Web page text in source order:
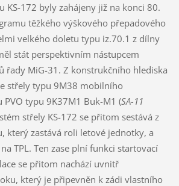
KS-172 byly zahájeny již na konci 80.
těžkého výškového přepadového
velkého doletu typu iz.70.1 z dílny
stát perspektivním nástupcem
řady MiG-31. Z konstrukčního hlediska
střely typu 9M38 mobilního
PVO typu 9K37M1 Buk-M1 (SA-11
střely KS-172 se přitom sestává z
který zastává roli letové jednotky, a
TPL. Ten zase plní funkci startovací
se přitom nachází uvnitř
který je připevněn k zádi vlastního